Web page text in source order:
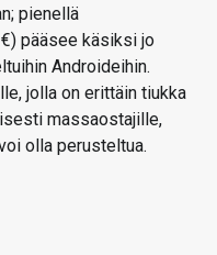
pienellä
pääsee käsiksi jo
Androideihin.
jolla on erittäin tiukka
massaostajille,
olla perusteltua.